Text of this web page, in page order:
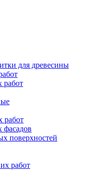
для древесины
работ
работ
фасадов
поверхностей
работ